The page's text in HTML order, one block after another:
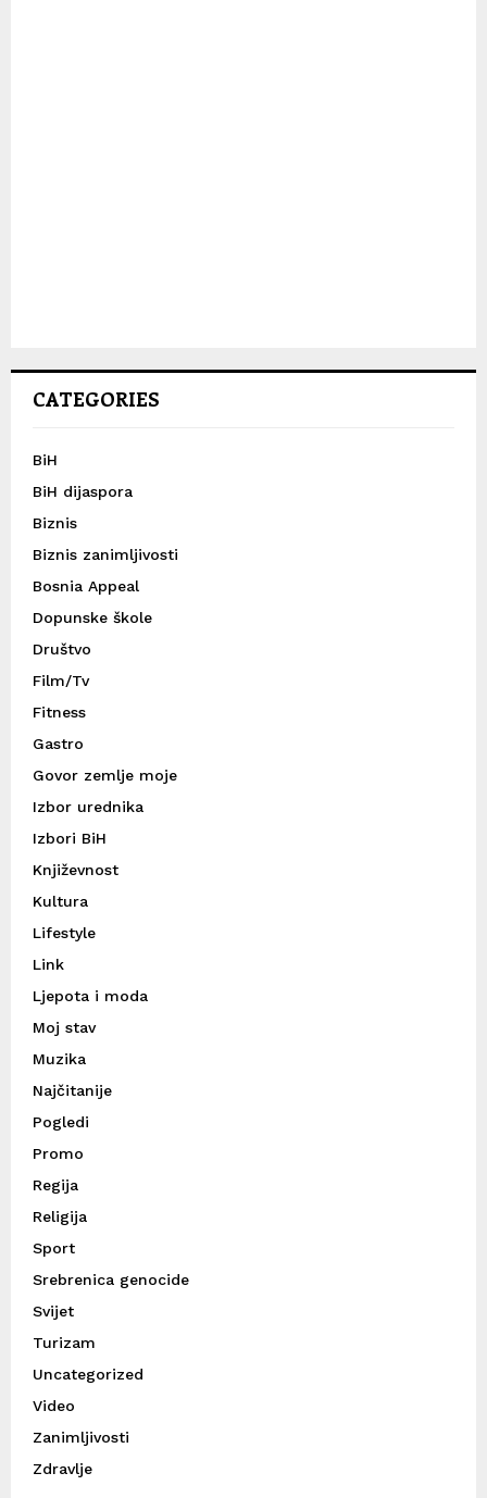
CATEGORIES
BiH
BiH dijaspora
Biznis
Biznis zanimljivosti
Bosnia Appeal
Dopunske škole
Društvo
Film/Tv
Fitness
Gastro
Govor zemlje moje
Izbor urednika
Izbori BiH
Književnost
Kultura
Lifestyle
Link
Ljepota i moda
Moj stav
Muzika
Najčitanije
Pogledi
Promo
Regija
Religija
Sport
Srebrenica genocide
Svijet
Turizam
Uncategorized
Video
Zanimljivosti
Zdravlje